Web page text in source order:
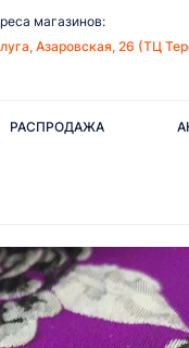
магазинов:
Азаровская, 26 (ТЦ
РАСПРОДАЖА